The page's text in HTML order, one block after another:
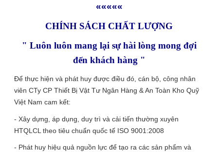
«««««
CHÍNH SÁCH CHẤT LƯỢNG
" Luôn luôn mang lại sự hài lòng mong đợi
đến khách hàng "
Để thực hiện và phát huy được điều đó, cán bộ, công nhân
viên CTy CP Thiết Bị Vật Tư Ngân Hàng & An Toàn Kho Quỹ
Việt Nam cam kết:
- Xây dựng, áp dụng, duy trì và cải tiến thường xuyên
HTQLCL theo tiêu chuẩn quốc tế ISO 9001:2008
- Phát huy hiệu quả nguồn lực để tạo ra các sản phẩm và